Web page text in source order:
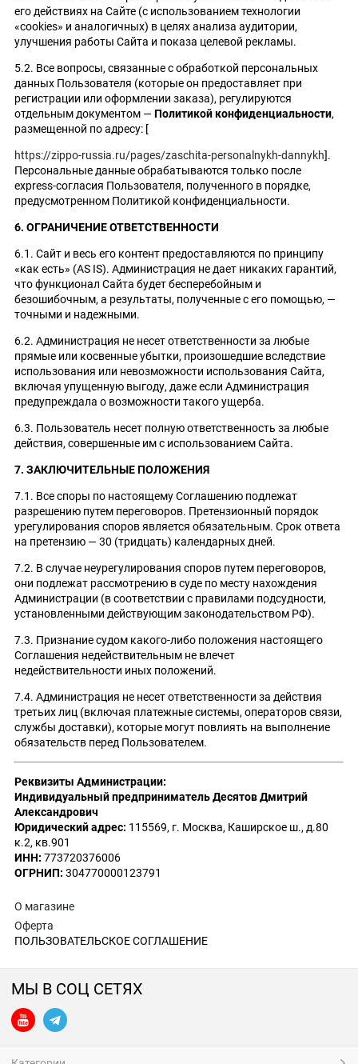
его действиях на Сайте (с использованием технологии
«cookies» и аналогичных) в целях анализа аудитории,
улучшения работы Сайта и показа целевой рекламы.
5.2. Все вопросы, связанные с обработкой персональных
данных Пользователя (которые он предоставляет при
регистрации или оформлении заказа), регулируются
отдельным документом —Политикой конфиденциальности,
размещенной по адресу: [
https://zippo-russia.ru/pages/zaschita-personalnykh-dannykh].
Персональные данные обрабатываются только после
express-согласия Пользователя, полученного в порядке,
предусмотренном Политикой конфиденциальности.
6. ОГРАНИЧЕНИЕ ОТВЕТСТВЕННОСТИ
6.1. Сайт и весь его контент предоставляются по принципу
«как есть» (AS IS). Администрация не дает никаких гарантий,
что функционал Сайта будет бесперебойным и
безошибочным, а результаты, полученные с его помощью, —
точными и надежными.
6.2. Администрация не несет ответственности за любые
прямые или косвенные убытки, произошедшие вследствие
использования или невозможности использования Сайта,
включая упущенную выгоду, даже если Администрация
предупреждала о возможности такого ущерба.
6.3. Пользователь несет полную ответственность за любые
действия, совершенные им с использованием Сайта.
7. ЗАКЛЮЧИТЕЛЬНЫЕ ПОЛОЖЕНИЯ
7.1. Все споры по настоящему Соглашению подлежат
разрешению путем переговоров. Претензионный порядок
урегулирования споров является обязательным. Срок ответа
на претензию — 30 (тридцать) календарных дней.
7.2. В случае неурегулирования споров путем переговоров,
они подлежат рассмотрению в суде по месту нахождения
Администрации (в соответствии с правилами подсудности,
установленными действующим законодательством РФ).
7.3. Признание судом какого-либо положения настоящего
Соглашения недействительным не влечет
недействительности иных положений.
7.4. Администрация не несет ответственности за действия
третьих лиц (включая платежные системы, операторов связи,
службы доставки), которые могут повлиять на выполнение
обязательств перед Пользователем.
Реквизиты Администрации:
Индивидуальный предприниматель Десятов Дмитрий
Александрович
Юридический адрес: 115569, г. Москва, Каширское ш., д.80
к.2, кв.901
ИНН: 773720376006
ОГРНИП: 304770000123791
О магазине
Оферта
ПОЛЬЗОВАТЕЛЬСКОЕ СОГЛАШЕНИЕ
МЫ В СОЦ СЕТЯХ